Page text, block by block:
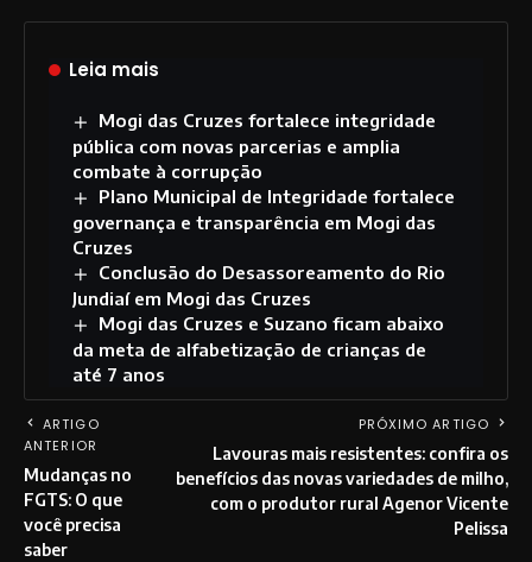
Leia mais
Mogi das Cruzes fortalece integridade
pública com novas parcerias e amplia
combate à corrupção
Plano Municipal de Integridade fortalece
governança e transparência em Mogi das
Cruzes
Conclusão do Desassoreamento do Rio
Jundiaí em Mogi das Cruzes
Mogi das Cruzes e Suzano ficam abaixo
da meta de alfabetização de crianças de
até 7 anos
ARTIGO
ANTERIOR
Mudanças no
FGTS: O que
você precisa
saber
PRÓXIMO ARTIGO
Lavouras mais resistentes: confira os
benefícios das novas variedades de milho,
com o produtor rural Agenor Vicente
Pelissa